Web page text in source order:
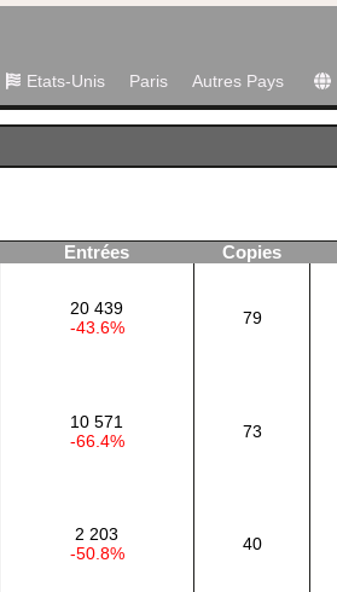
Etats-Unis Paris Autres Pays
Entrées Copies
20 439
-43.6%
79
10 571
-66.4%
73
2 203
-50.8%
40